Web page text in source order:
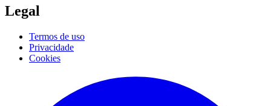
Legal
Termos de uso
Privacidade
Cookies